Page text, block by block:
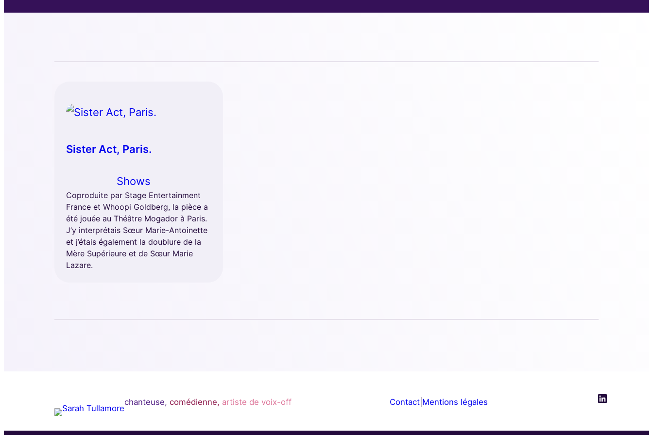
Sister Act, Paris.
Shows
Coproduite par Stage Entertainment
France et Whoopi Goldberg, la pièce a
été jouée au Théâtre Mogador à Paris.
J’y interprétais Sœur Marie-Antoinette
et j’étais également la doublure de la
Mère Supérieure et de Sœur Marie
Lazare.
chanteuse, comédienne, artiste de voix-off Contact| Mentions légales LinkedIn